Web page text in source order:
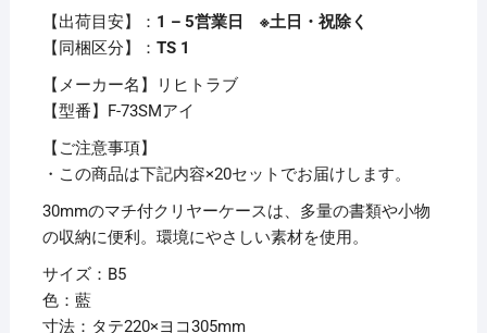
B5
ヨ
藍
F-
73SM
1
セ
ッ
ト】
個
【出荷目安】： 1 – 5営業日 ※土日・祝除く
【同梱区分】： TS 1
【メーカー名】リヒトラブ
【型番】F-73SMアイ
【ご注意事項】
・この商品は下記内容×20セットでお届けします。
30mmのマチ付クリヤーケースは、多量の書類や小物
の収納に便利。環境にやさしい素材を使用。
サイズ：B5
色：藍
寸法：タテ220×ヨコ305mm